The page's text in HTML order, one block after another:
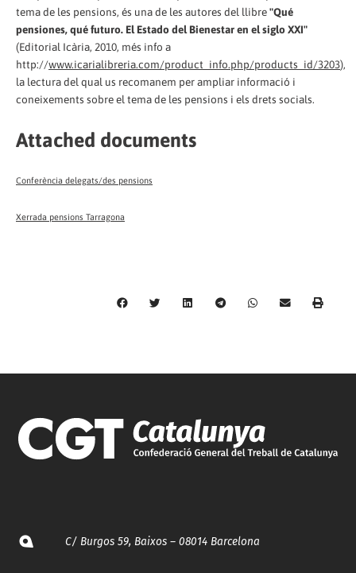
tema de les pensions, és una de les autores del llibre"Qué
pensiones, qué futuro. El Estado del Bienestar en el siglo XXI"
(Editorial Icària, 2010, més info a
http://www.icarialibreria.com/product_info.php/products_id/3203),
la lectura del qual us recomanem per ampliar informació i
coneixements sobre el tema de les pensions i els drets socials.
Attached documents
Conferència delegats/des pensions
Xerrada pensions Tarragona
C/ Burgos 59, Baixos – 08014 Barcelona